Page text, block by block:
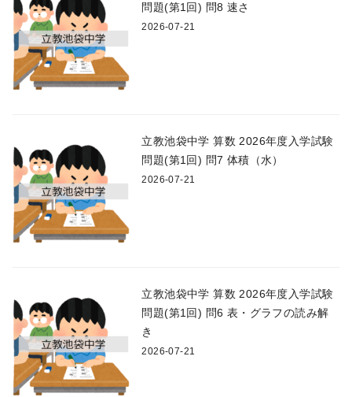
問題(第1回) 問8 速さ
2026-07-21
立教池袋中学 算数 2026年度入学試験
問題(第1回) 問7 体積（水）
2026-07-21
立教池袋中学 算数 2026年度入学試験
問題(第1回) 問6 表・グラフの読み解
き
2026-07-21